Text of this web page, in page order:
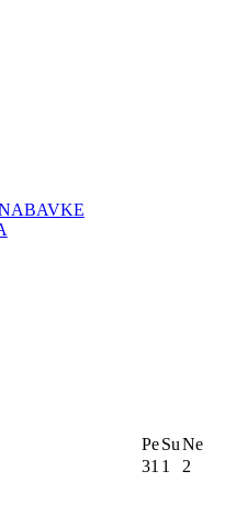
PeSuNe
31 1 2